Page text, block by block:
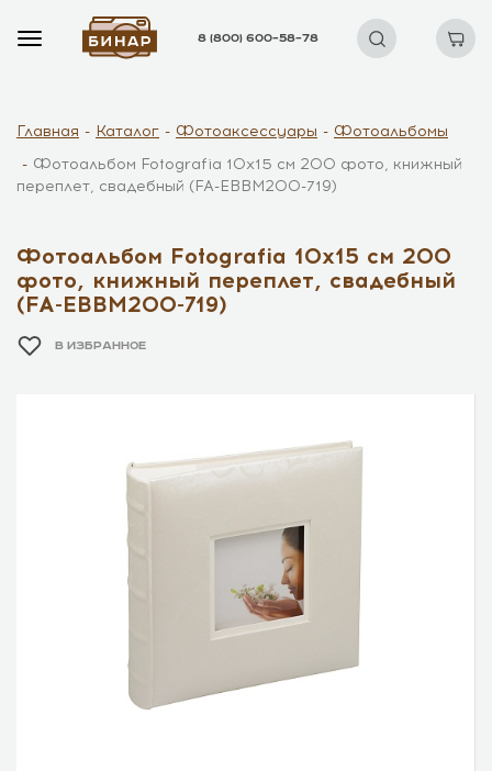
8 (800) 600–58–78
Главная Каталог Фотоаксессуары
Фотоальбомы
Фотоальбом Fotografia 10x15 см 200 фото, книжный
переплет, свадебный (FA-EBBM200-719)
Фотоальбом Fotografia 10x15 см 200
фото, книжный переплет, свадебный
(FA-EBBM200-719)
В ИЗБРАННОЕ